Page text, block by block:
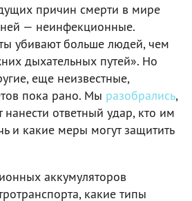
причин смерти в мире
— неинфекционные.
убивают больше людей, чем
дыхательных путей». Но
еще неизвестные,
пока рано. Мы разобрались,
ответный удар, кто им
и какие меры могут защитить
аккумуляторов
какие типы